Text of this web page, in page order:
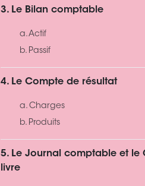
3. Le Bilan comptable
a. Actif
b. Passif
4. Le Compte de résultat
a. Charges
b. Produits
5. Le Journal comptable et le
livre